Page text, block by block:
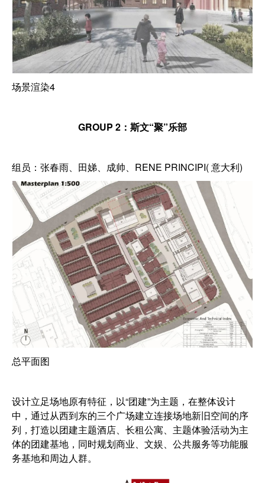
场景渲染4
GROUP 2：斯文“聚”乐部
组员：张春雨、田娣、成帅、RENE PRINCIPI( 意大利)
总平面图
设计立足场地原有特征，以“团建”为主题，在整体设计
中，通过从西到东的三个广场建立连接场地新旧空间的序
列，打造以团建主题酒店、长租公寓、主题体验活动为主
体的团建基地，同时规划商业、文娱、公共服务等功能服
务基地和周边人群。